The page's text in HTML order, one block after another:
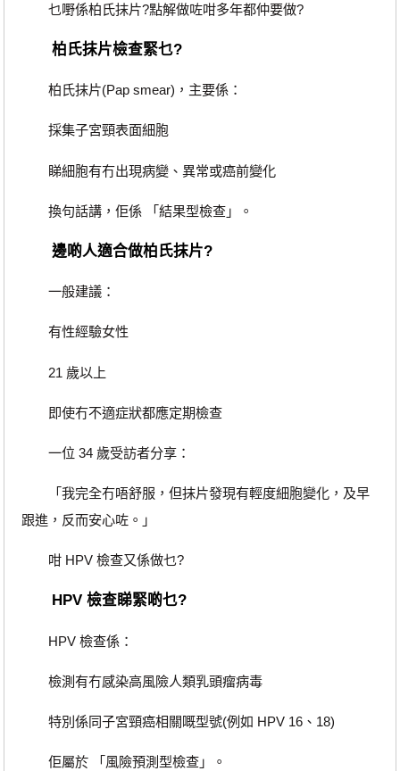
乜嘢係柏氏抹片?點解做咗咁多年都仲要做?
柏氏抹片檢查緊乜?
柏氏抹片(Pap smear)，主要係：
採集子宮頸表面細胞
睇細胞有冇出現病變、異常或癌前變化
換句話講，佢係 「結果型檢查」。
邊啲人適合做柏氏抹片?
一般建議：
有性經驗女性
21 歲以上
即使冇不適症狀都應定期檢查
一位 34 歲受訪者分享：
「我完全冇唔舒服，但抹片發現有輕度細胞變化，及早
跟進，反而安心咗。」
咁 HPV 檢查又係做乜?
HPV 檢查睇緊啲乜?
HPV 檢查係：
檢測有冇感染高風險人類乳頭瘤病毒
特別係同子宮頸癌相關嘅型號(例如 HPV 16、18)
佢屬於 「風險預測型檢查」。